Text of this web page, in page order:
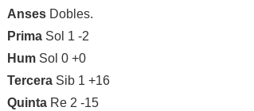
Anses Dobles.
Prima Sol 1 -2
Hum Sol 0 +0
Tercera Sib 1 +16
Quinta Re 2 -15